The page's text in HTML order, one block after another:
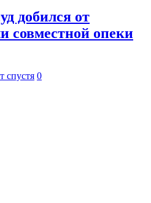
добился от
опеки
спустя 0